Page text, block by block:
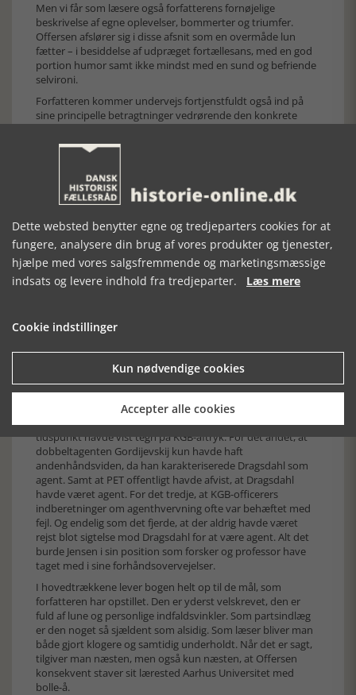
Men vi får som læsere også forfatterens fornøjelige
beskrivelse af egne oplevelser, bommerter og triumfer.
Offersen afslører sig i disse afsnit som en overmåde lun
fætter – i besiddelse af udpræget fortællesans, med en god
portion humor samt ikke mindst med en sund og befriende
selvironi.
Forfatteren kommer undervejs fortjenstfuldt også ind på
sine principelle betragtninger vedrørende den konkrete
spørgsmål. Herunder forholdet til internationale
en bedaget Grundlov ikke længere altid slår til, og hvor de
internationale konventioner er kommet under pres. Ikke
mindst, fordi det er blevet politisk god tone at stille
dem.
Højesterets-dommen havde – til forskel fra de tidligere
instanser - understreget, at Bent Jensen i sin egenskab af
historieprofessor burde have iagttaget noget så fint som
”Jeg ramte --- lige midt i bulls eye, da jeg i Højesteret
historieprofessor”, (side 173).
Som en bonus pater familias burde Jensen i sin journalistiske
virksomhed have udvist en adfærd, der gav Dragsdahl kredit
for, at hans ganske omfattende journalistik ikke på noget
tidspunkt havde vist tegn på KGB-aftryk. For det andet, at
dobbeltagenten Gordijevskij kun havde haft
andenhåndsviden, da han karakteriserede Dragsdahl som
agent. Samt at PET offentligt havde afvist, at Dragsdahl
havde været agent. For det tredje, at KGB-officerers
indberetninger om agenthvervning ofte var behæftet med
fejl. Og endelig som det fjerde, at der aldrig havde været
rejst blot sigtelse mod Dragsdahl for at være agent. Alt det
burde Jensen i sin position som forsker og professor have
taget med i sine forhåndsovervejelser.
I hovedtrækkene lever bogen helt op til de mål, som
forfatteren har opstillet. Den er yderst velskrevet, den er
fuld af lune og personlige indfaldsvinkler. Som partsindlæg
er den noget så sjældent som alsidig. Som læser bliver man
både gjort klogere og samtidig underholdt. Når det er sagt,
tilgiver man næsten, men også kun næsten, at Offersen
konsekvent staver sit lærested Aarhus Universitet med
bolle-å.
Dette websted benytter egne og tredjeparters cookies for at
fungere, analysere din brug af vores produkter og tjenester,
hjælpe med vores salgsfremmende og marketingsmæssige
indsats og levere indhold fra tredjeparter. Læs mere
Cookie indstillinger
Kun nødvendige cookies
Accepter alle cookies